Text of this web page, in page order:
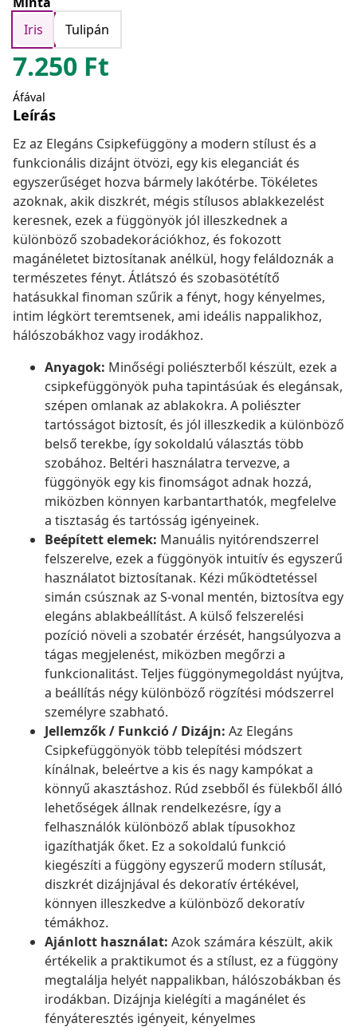
Iris
Tulipán
7.250 Ft
Áfával
Leírás
Ez az Elegáns Csipkefüggöny a modern stílust és a
funkcionális dizájnt ötvözi, egy kis eleganciát és
egyszerűséget hozva bármely lakótérbe. Tökéletes
azoknak, akik diszkrét, mégis stílusos ablakkezelést
keresnek, ezek a függönyök jól illeszkednek a
különböző szobadekorációkhoz, és fokozott
magánéletet biztosítanak anélkül, hogy feláldoznák a
természetes fényt. Átlátszó és szobasötétítő
hatásukkal finoman szűrik a fényt, hogy kényelmes,
intim légkört teremtsenek, ami ideális nappalikhoz,
hálószobákhoz vagy irodákhoz.
Anyagok: Minőségi poliészterből készült, ezek a
csipkefüggönyök puha tapintásúak és elegánsak,
szépen omlanak az ablakokra. A poliészter
tartósságot biztosít, és jól illeszkedik a különböző
belső terekbe, így sokoldalú választás több
szobához. Beltéri használatra tervezve, a
függönyök egy kis finomságot adnak hozzá,
miközben könnyen karbantarthatók, megfelelve
a tisztaság és tartósság igényeinek.
Beépített elemek: Manuális nyitórendszerrel
felszerelve, ezek a függönyök intuitív és egyszerű
használatot biztosítanak. Kézi működtetéssel
simán csúsznak az S-vonal mentén, biztosítva egy
elegáns ablakbeállítást. A külső felszerelési
pozíció növeli a szobatér érzését, hangsúlyozva a
tágas megjelenést, miközben megőrzi a
funkcionalitást. Teljes függönymegoldást nyújtva,
a beállítás négy különböző rögzítési módszerrel
személyre szabható.
Jellemzők / Funkció / Dizájn: Az Elegáns
Csipkefüggönyök több telepítési módszert
kínálnak, beleértve a kis és nagy kampókat a
könnyű akasztáshoz. Rúd zsebből és fülekből álló
lehetőségek állnak rendelkezésre, így a
felhasználók különböző ablak típusokhoz
igazíthatják őket. Ez a sokoldalú funkció
kiegészíti a függöny egyszerű modern stílusát,
diszkrét dizájnjával és dekoratív értékével,
könnyen illeszkedve a különböző dekoratív
témákhoz.
Ajánlott használat: Azok számára készült, akik
értékelik a praktikumot és a stílust, ez a függöny
megtalálja helyét nappalikban, hálószobákban és
irodákban. Dizájnja kielégíti a magánélet és
fényáteresztés igényeit, kényelmes